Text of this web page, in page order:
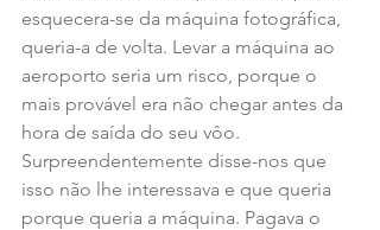
esquecera-se da máquina fotográfica,
queria-a de volta. Levar a máquina ao
aeroporto seria um risco, porque o
mais provável era não chegar antes da
hora de saída do seu vôo.
Surpreendentemente disse-nos que
isso não lhe interessava e que queria
porque queria a máquina. Pagava o